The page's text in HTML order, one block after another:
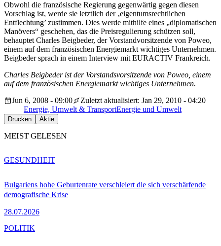
Obwohl die französische Regierung gegenwärtig gegen diesen
Vorschlag ist, werde sie letztlich der ‚eigentumsrechtlichen
Entflechtung’ zustimmen. Dies werde mithilfe eines „diplomatischen
Manövers“ geschehen, das die Preisregulierung schützen soll,
behauptet Charles Beigbeder, der Vorstandvorsitzende von Poweo,
einem auf dem französischen Energiemarkt wichtiges Unternehmen.
Beigbeder sprach in einem Interview mit EURACTIV Frankreich.
Charles Beigbeder ist der Vorstandsvorsitzende von Poweo, einem
auf dem französischen Energiemarkt wichtiges Unternehmen.
Jun 6, 2008 - 09:00
Zuletzt aktualisiert: Jan 29, 2010 - 04:20
Energie, Umwelt & TransportEnergie und Umwelt
Drucken Aktie
MEIST GELESEN
Bulgariens hohe Geburtenrate verschleiert die sich verschärfende
demografische Krise
28.07.2026
GESUNDHEIT
POLITIK